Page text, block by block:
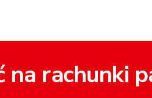
na rachunki